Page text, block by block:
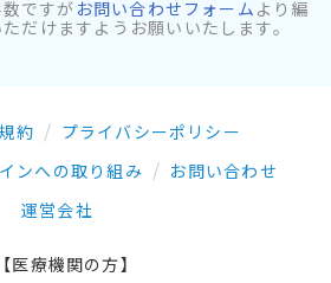
ですが お問い合わせフォーム より編
だけますようお願いいたします。
約
プライバシーポリシー
ンへの取り組み
お問い合わせ
運営会社
【医療機関の方】